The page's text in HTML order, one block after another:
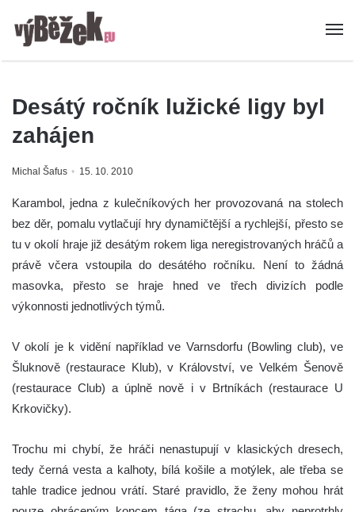
Desátý ročník lužické ligy byl
zahájen
Michal Šafus 15. 10. 2010
Karambol, jedna z kulečníkových her provozovaná na stolech
bez děr, pomalu vytlačují hry dynamičtější a rychlejší, přesto se
tu v okolí hraje již desátým rokem liga neregistrovaných hráčů a
právě včera vstoupila do desátého ročníku. Není to žádná
masovka, přesto se hraje hned ve třech divizích podle
výkonnosti jednotlivých týmů.
V okolí je k vidění například ve Varnsdorfu (Bowling club), ve
Šluknově (restaurace Klub), v Království, ve Velkém Šenově
(restaurace Club) a úplně nově i v Brtníkách (restaurace U
Krkovičky).
Trochu mi chybí, že hráči nenastupují v klasických dresech,
tedy černá vesta a kalhoty, bílá košile a motýlek, ale třeba se
tahle tradice jednou vrátí. Staré pravidlo, že ženy mohou hrát